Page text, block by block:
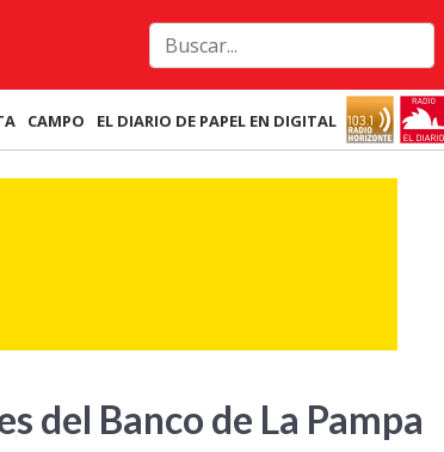
CAMPO EL DIARIO DE PAPEL EN DIGITAL
del Banco de La Pampa